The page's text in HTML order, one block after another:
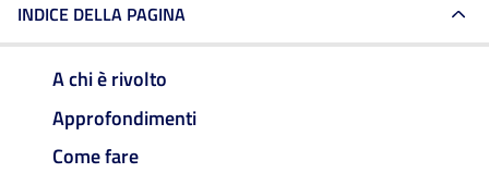
INDICE DELLA PAGINA
A chi è rivolto
Approfondimenti
Come fare